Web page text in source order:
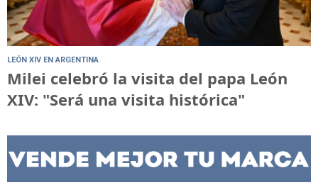
LEÓN XIV EN ARGENTINA
Milei celebró la visita del papa León
XIV: "Será una visita histórica"